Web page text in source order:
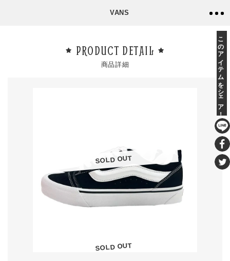
VANS
PRODUCT DETAIL
商品詳細
SOLD OUT
SOLD OUT
このアイテムをシェア！